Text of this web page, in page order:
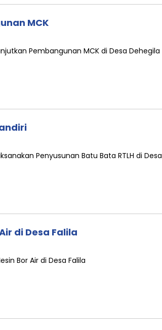
MCK
Pembangunan MCK di Desa Dehegila
Penyusunan Batu Bata RTLH di Desa
di Desa Falila
Bor Air di Desa Falila